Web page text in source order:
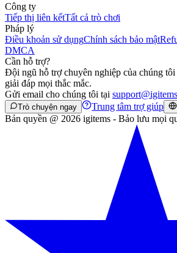
Công ty
Tiếp thị liên kếtTất cả trò chơi
Pháp lý
Điều khoản sử dụngChính sách bảo mật
DMCA
Cần hỗ trợ?
Đội ngũ hỗ trợ chuyên nghiệp của chúng tôi
giải đáp mọi thắc mắc.
Gửi email cho chúng tôi tại
Trò chuyện ngay Trung tâm trợ giúp
Bản quyền @ 2026 igitems - Bảo lưu mọi